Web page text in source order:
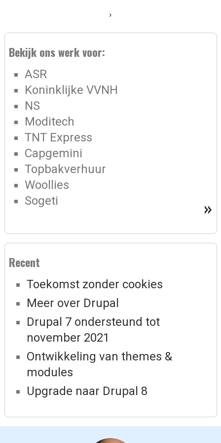
›
Bekijk ons werk voor:
ASR
Koninklijke VVNH
NS
Moditech
TNT Express
Capgemini
Topbakverhuur
Woollies
Sogeti
»
Recent
Toekomst zonder cookies
Meer over Drupal
Drupal 7 ondersteund tot
november 2021
Ontwikkeling van themes &
modules
Upgrade naar Drupal 8